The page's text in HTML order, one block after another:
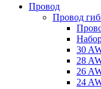
Провод
Провод
30
28
26
24